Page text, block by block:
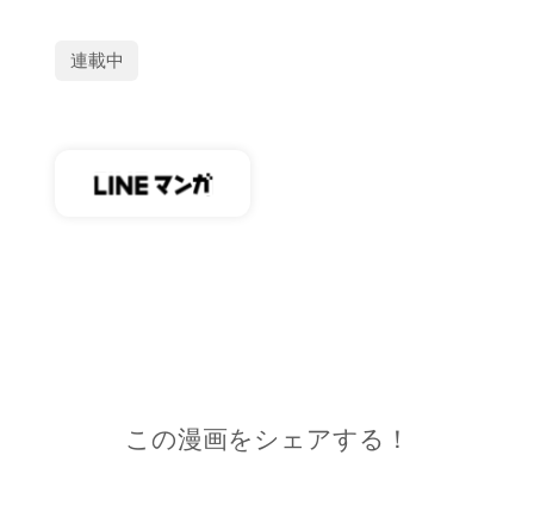
連載中
この漫画をシェアする！